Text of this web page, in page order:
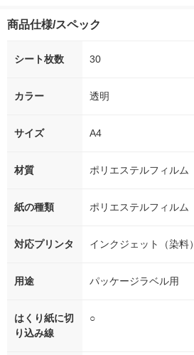
商品仕様/スペック
シート枚数 30
カラー 透明
サイズ A4
材質 ポリエステルフィルム
紙の種類 ポリエステルフィルム
対応プリンタ インクジェット（染料）
用途 パッケージラベル用
はくり紙に切
り込み線
○